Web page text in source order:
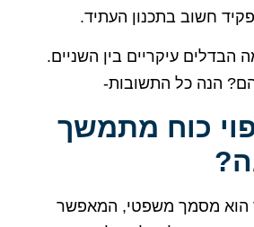
בתכנון העתיד.
עיקריים בין השניים.
כל התשובות-
כוח מתמשך
משפטי, המאפשר